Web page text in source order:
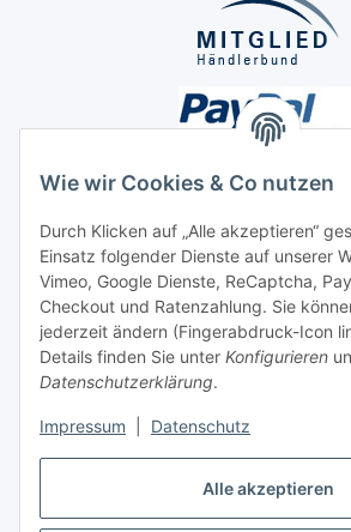
Alle akzeptieren
Wie wir Cookies & Co nutzen
Durch Klicken auf „Alle akzeptieren“
Einsatz folgender Dienste auf unserer
Vimeo, Google Dienste, ReCaptcha,
Checkout und Ratenzahlung. Sie
jederzeit ändern (Fingerabdruck-Icon
Details finden Sie unter Konfigurieren
Datenschutzerklärung.
Impressum Datenschutz
Unsere Seiten
Social Media
Vertrag widerrufen